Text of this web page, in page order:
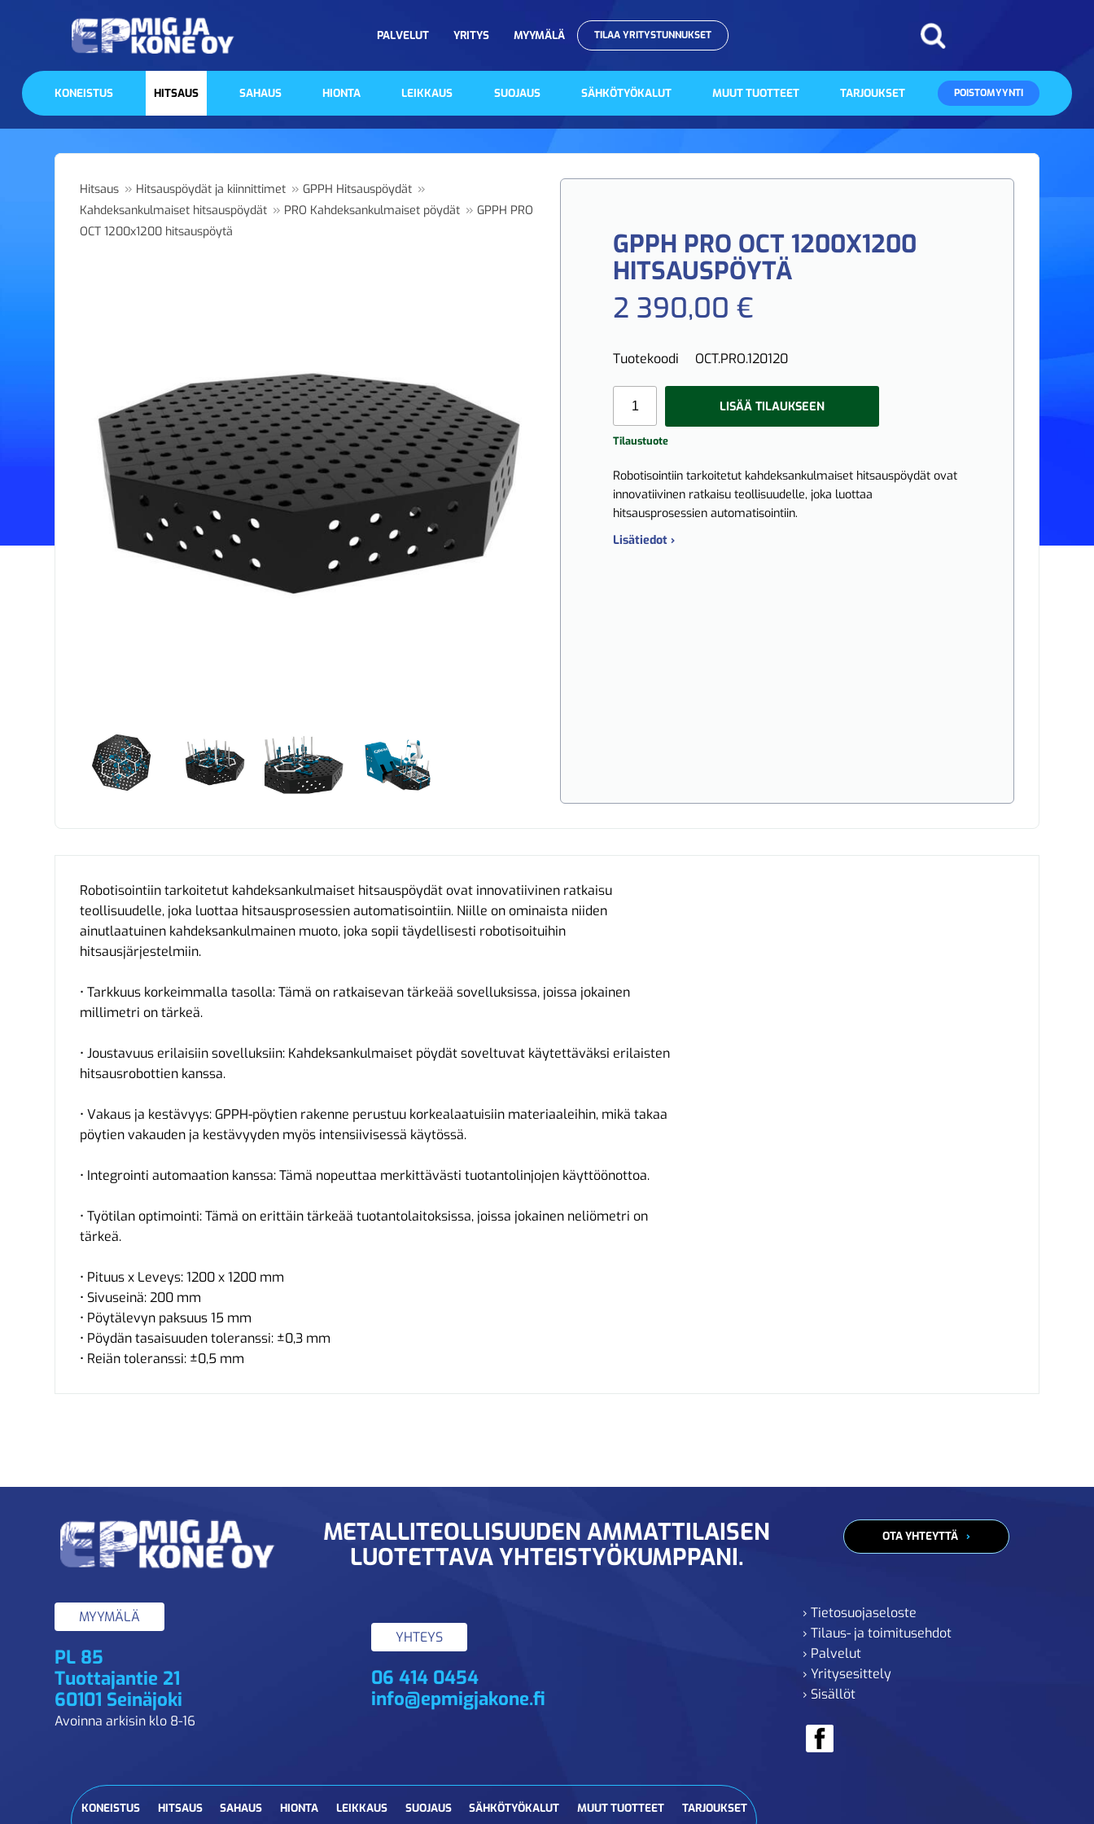
PALVELUT YRITYS MYYMÄLÄ TILAA YRITYSTUNNUKSET
KONEISTUS HITSAUS SAHAUS HIONTA LEIKKAUS SUOJAUS SÄHKÖTYÖKALUT MUUT TUOTTEET TARJOUKSET POISTOMYYNTI
Hitsaus » Hitsauspöydät ja kiinnittimet »GPPH Hitsauspöydät »
Kahdeksankulmaiset hitsauspöydät » PRO Kahdeksankulmaiset pöydät »GPPH PRO
OCT 1200x1200 hitsauspöytä
GPPH PRO OCT 1200X1200
HITSAUSPÖYTÄ
2 390,00 €
Tuotekoodi OCT.PRO.120120
LISÄÄ TILAUKSEEN
Tilaustuote
Robotisointiin tarkoitetut kahdeksankulmaiset hitsauspöydät ovat
innovatiivinen ratkaisu teollisuudelle, joka luottaa
hitsausprosessien automatisointiin.
Lisätiedot ›
Robotisointiin tarkoitetut kahdeksankulmaiset hitsauspöydät ovat innovatiivinen ratkaisu
teollisuudelle, joka luottaa hitsausprosessien automatisointiin. Niille on ominaista niiden
ainutlaatuinen kahdeksankulmainen muoto, joka sopii täydellisesti robotisoituihin
hitsausjärjestelmiin.
• Tarkkuus korkeimmalla tasolla: Tämä on ratkaisevan tärkeää sovelluksissa, joissa jokainen
millimetri on tärkeä.
• Joustavuus erilaisiin sovelluksiin: Kahdeksankulmaiset pöydät soveltuvat käytettäväksi erilaisten
hitsausrobottien kanssa.
• Vakaus ja kestävyys: GPPH-pöytien rakenne perustuu korkealaatuisiin materiaaleihin, mikä takaa
pöytien vakauden ja kestävyyden myös intensiivisessä käytössä.
• Integrointi automaation kanssa: Tämä nopeuttaa merkittävästi tuotantolinjojen käyttöönottoa.
• Työtilan optimointi: Tämä on erittäin tärkeää tuotantolaitoksissa, joissa jokainen neliömetri on
tärkeä.
• Pituus x Leveys: 1200 x 1200 mm
• Sivuseinä: 200 mm
• Pöytälevyn paksuus 15 mm
• Pöydän tasaisuuden toleranssi: ±0,3 mm
• Reiän toleranssi: ±0,5 mm
METALLITEOLLISUUDEN AMMATTILAISEN
LUOTETTAVA YHTEISTYÖKUMPPANI.
OTA YHTEYTTÄ
MYYMÄLÄ
PL 85
Tuottajantie 21
60101 Seinäjoki
Avoinna arkisin klo 8-16
YHTEYS
06 414 0454
info@epmigjakone.fi
› Tietosuojaseloste
› Tilaus- ja toimitusehdot
› Palvelut
› Yritysesittely
› Sisällöt
KONEISTUS HITSAUS SAHAUS HIONTA LEIKKAUS SUOJAUS SÄHKÖTYÖKALUT MUUT TUOTTEET TARJOUKSET